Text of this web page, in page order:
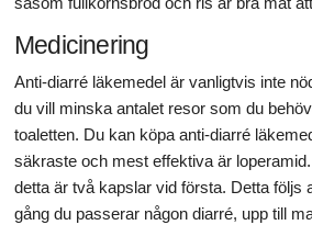
Medicinering
Anti-diarré läkemedel är vanligtvis inte
du vill minska antalet resor som du
toaletten. Du kan köpa anti-diarré
säkraste och mest effektiva är
detta är två kapslar vid första. Detta följs
gång du passerar någon diarré, upp till